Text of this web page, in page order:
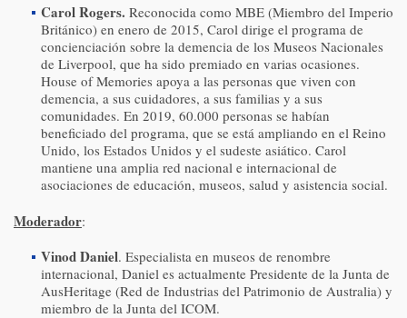
Carol Rogers. Reconocida como MBE (Miembro del Imperio
Británico) en enero de 2015, Carol dirige el programa de
concienciación sobre la demencia de los Museos Nacionales
de Liverpool, que ha sido premiado en varias ocasiones.
House of Memories apoya a las personas que viven con
demencia, a sus cuidadores, a sus familias y a sus
comunidades. En 2019, 60.000 personas se habían
beneficiado del programa, que se está ampliando en el Reino
Unido, los Estados Unidos y el sudeste asiático. Carol
mantiene una amplia red nacional e internacional de
asociaciones de educación, museos, salud y asistencia social.
Moderador:
Vinod Daniel. Especialista en museos de renombre
internacional, Daniel es actualmente Presidente de la Junta de
AusHeritage (Red de Industrias del Patrimonio de Australia) y
miembro de la Junta del ICOM.